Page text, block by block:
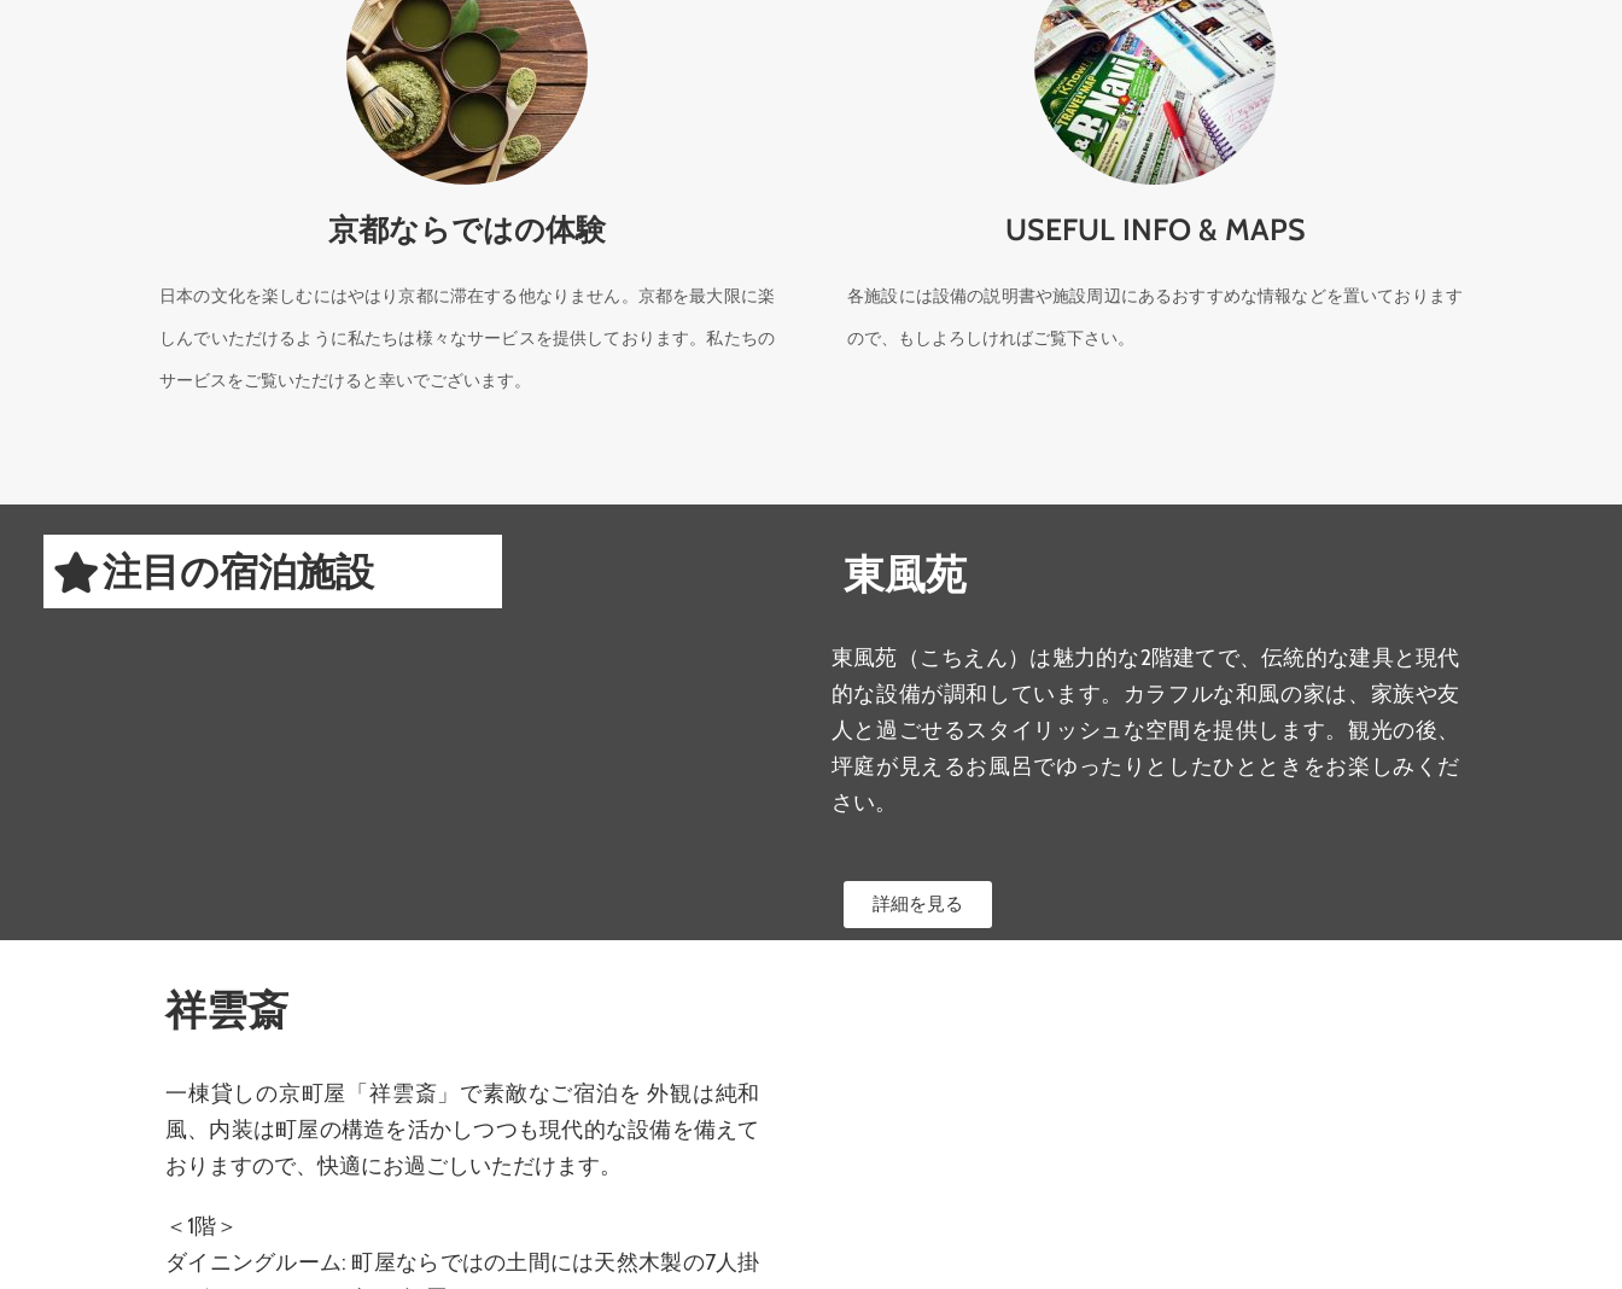
京都ならではの体験
日本の文化を楽しむにはやはり京都に滞在する他なりません。京都を最大限に楽
しんでいただけるように私たちは様々なサービスを提供しております。私たちの
サービスをご覧いただけると幸いでございます。
USEFUL INFO & MAPS
各施設には設備の説明書や施設周辺にあるおすすめな情報などを置いております
ので、もしよろしければご覧下さい。
注目の宿泊施設 東風苑
東風苑（こちえん）は魅力的な2階建てで、伝統的な建具と現代
的な設備が調和しています。カラフルな和風の家は、家族や友
人と過ごせるスタイリッシュな空間を提供します。観光の後、
坪庭が見えるお風呂でゆったりとしたひとときをお楽しみくだ
さい。
詳細を見る
祥雲斎
一棟貸しの京町屋「祥雲斎」で素敵なご宿泊を 外観は純和
風、内装は町屋の構造を活かしつつも現代的な設備を備えて
おりますので、快適にお過ごしいただけます。
＜1階＞
ダイニングルーム: 町屋ならではの土間には天然木製の7人掛